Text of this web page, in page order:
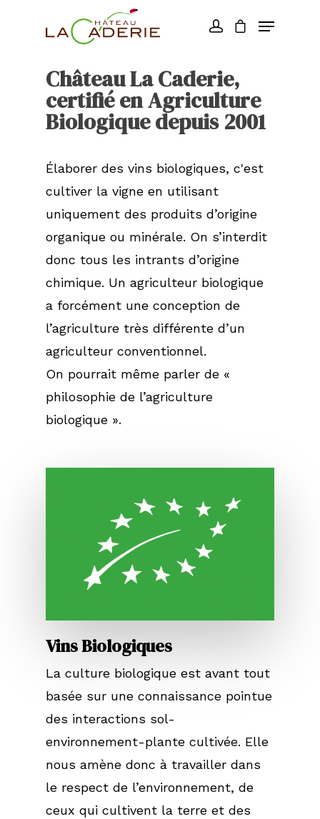
Château La Caderie,
certifié en Agriculture
Biologique depuis 2001
Élaborer des vins biologiques, c'est
cultiver la vigne en utilisant
uniquement des produits d’origine
organique ou minérale. On s’interdit
donc tous les intrants d’origine
chimique. Un agriculteur biologique
a forcément une conception de
l’agriculture très différente d’un
agriculteur conventionnel.
On pourrait même parler de «
philosophie de l’agriculture
biologique ».
Vins Biologiques
La culture biologique est avant tout
basée sur une connaissance pointue
des interactions sol-
environnement-plante cultivée. Elle
nous amène donc à travailler dans
le respect de l’environnement, de
ceux qui cultivent la terre et des